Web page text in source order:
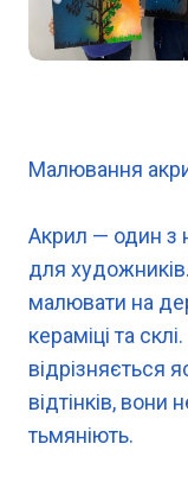
Малювання
Акрил — один з
для
малювати на
кераміці та
відрізняється
відтінків,
тьмяніють.